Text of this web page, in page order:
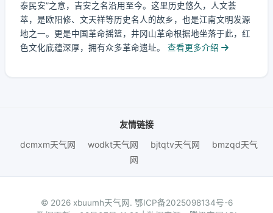
泰民安”之意，吉安之名沿用至今。这里历史悠久，人文荟
萃，是欧阳修、文天祥等历史名人的故乡，也是江南文明发源
地之一。更是中国革命摇篮，井冈山革命根据地坐落于此，红
色文化底蕴深厚，拥有众多革命遗址。
查看更多介绍
友情链接
dcmxm天气网
wodkt天气网 bjtqtv天气网
bmzqd天气
网
© 2026 xbuumh天气网. 鄂ICP备2025098134号-6